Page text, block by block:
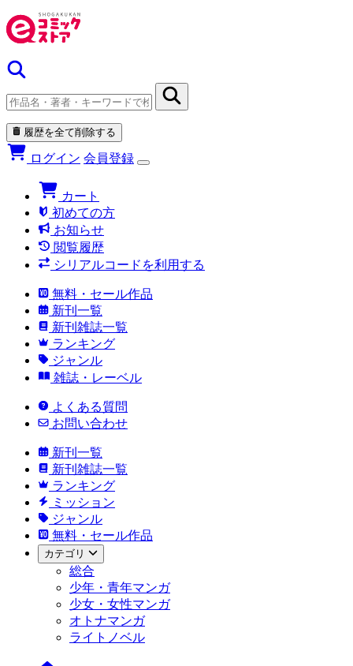
履歴を全て削除する
ログイン 会員登録
カート
初めての方
お知らせ
閲覧履歴
シリアルコードを利用する
無料・セール作品
新刊一覧
新刊雑誌一覧
ランキング
ジャンル
雑誌・レーベル
よくある質問
お問い合わせ
新刊一覧
新刊雑誌一覧
ランキング
ミッション
ジャンル
無料・セール作品
カテゴリ
総合
少年・青年マンガ
少女・女性マンガ
オトナマンガ
ライトノベル